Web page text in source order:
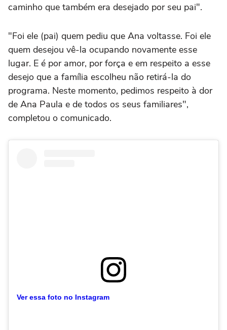
caminho que também era desejado por seu pai".
"Foi ele (pai) quem pediu que Ana voltasse. Foi ele
quem desejou vê-la ocupando novamente esse
lugar. E é por amor, por força e em respeito a esse
desejo que a família escolheu não retirá-la do
programa. Neste momento, pedimos respeito à dor
de Ana Paula e de todos os seus familiares",
completou o comunicado.
Ver essa foto no Instagram